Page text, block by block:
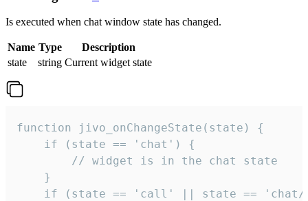
Is executed when chat window state has changed.
Name Type
Description
state
string Current widget state
function jivo_onChangeState(state) {
    if (state == 'chat') {
        // widget is in the chat state
    }
if (state == 'call' || state ==